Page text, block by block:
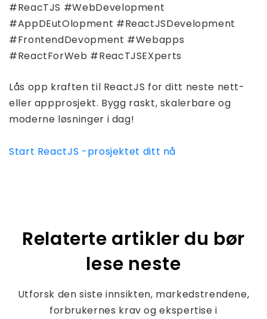
#ReacTJS #WebDevelopment
#AppDEutOlopment #ReactJSDevelopment
#FrontendDevopment #Webapps
#ReactForWeb #ReacTJSEXperts
Lås opp kraften til ReactJS for ditt neste nett-
eller appprosjekt. Bygg raskt, skalerbare og
moderne løsninger i dag!
Start ReactJS -prosjektet ditt nå
Relaterte artikler du bør
lese neste
Utforsk den siste innsikten, markedstrendene,
forbrukernes krav og ekspertise i